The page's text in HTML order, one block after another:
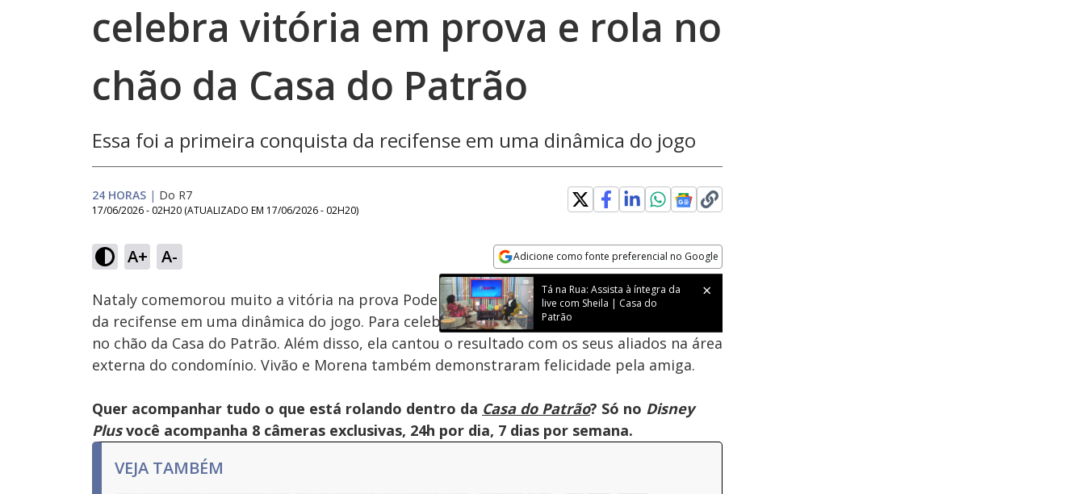
celebra vitória em prova e rola no
chão da Casa do Patrão
Essa foi a primeira conquista da recifense em uma dinâmica do jogo
24 HORAS | Do R7
17/06/2026 - 02H20 (ATUALIZADO EM 17/06/2026 - 02H20)
A+ A- Adicione como fonte preferencial no Google
Opens in new window
Tá na Rua: Assista à íntegra da
live com Sheila | Casa do
Patrão
Ativar
Som
Velocidade
Nataly comemorou muito a vitória na prova Poder do Voto. Essa foi a primeira conquista
da recifense em uma dinâmica do jogo. Para celebrar o feito, a ambulante chegou a rolar
no chão da Casa do Patrão. Além disso, ela cantou o resultado com os seus aliados na área
externa do condomínio. Vivão e Morena também demonstraram felicidade pela amiga.
Quer acompanhar tudo o que está rolando dentro da Casa do Patrão? Só no Disney
Plusvocê acompanha 8 câmeras exclusivas, 24h por dia, 7 dias por semana.
VEJA TAMBÉM